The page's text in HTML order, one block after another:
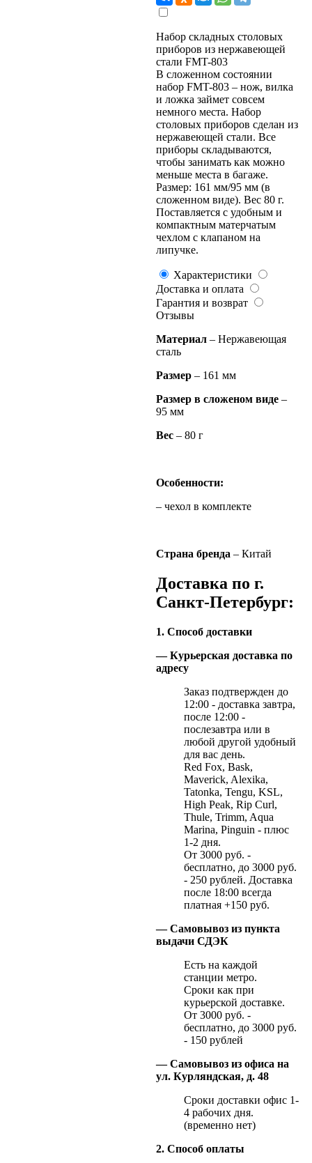
Набор складных столовых
приборов из нержавеющей
стали FMT-803
В сложенном состоянии
набор FMT-803 – нож, вилка
и ложка займет совсем
немного места. Набор
столовых приборов сделан из
нержавеющей стали. Все
приборы складываются,
чтобы занимать как можно
меньше места в багаже.
Размер: 161 мм/95 мм (в
сложенном виде). Вес 80 г.
Поставляется с удобным и
компактным матерчатым
чехлом с клапаном на
липучке.
Характеристики
Доставка и оплата
Гарантия и возврат
Отзывы
Материал – Нержавеющая
сталь
Размер – 161 мм
Размер в сложеном виде –
95 мм
Вес – 80 г
Особенности:
– чехол в комплекте
Страна бренда – Китай
Доставка по г.
Санкт-Петербург:
1. Способ доставки
— Курьерская доставка по
адресу
Заказ подтвержден до
12:00 - доставка завтра,
после 12:00 -
послезавтра или в
любой другой удобный
для вас день.
Red Fox, Bask,
Maverick, Alexika,
Tatonka, Tengu, KSL,
High Peak, Rip Curl,
Thule, Trimm, Aqua
Marina, Pinguin - плюс
1-2 дня.
От 3000 руб. -
бесплатно, до 3000 руб.
- 250 рублей. Доставка
после 18:00 всегда
платная +150 руб.
— Самовывоз из пункта
выдачи СДЭК
Есть на каждой
станции метро.
Сроки как при
курьерской доставке.
От 3000 руб. -
бесплатно, до 3000 руб.
- 150 рублей
— Самовывоз из офиса на
ул. Курляндская, д. 48
Сроки доставки офис 1-
4 рабочих дня.
(временно нет)
2. Способ оплаты